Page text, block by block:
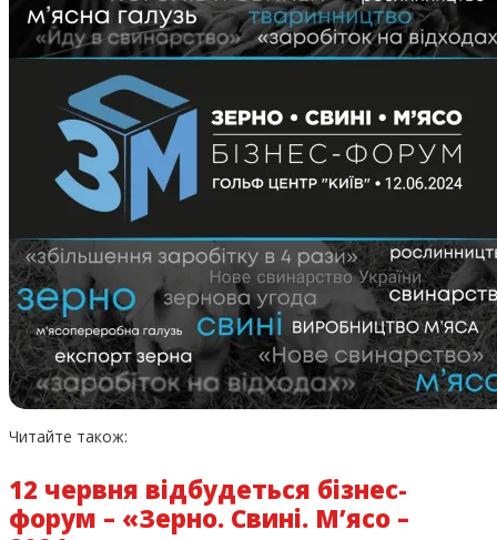
Читайте також:
12 червня відбудеться бізнес-
форум – «Зерно. Свині. М’ясо –